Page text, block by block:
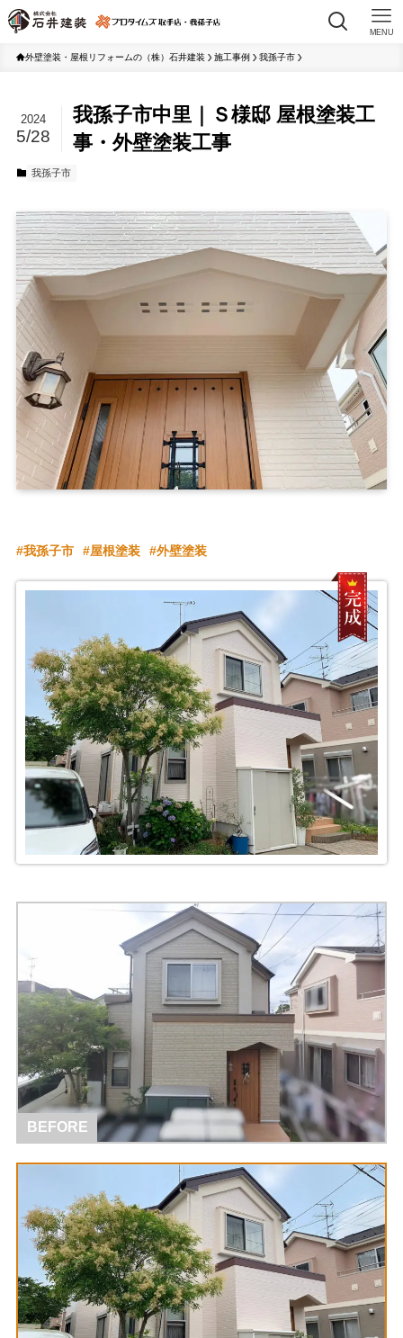
MENU
外壁塗装・屋根リフォームの（株）石井建装 施工事例 我孫子市
我孫子市中里｜Ｓ様邸 屋根塗装工
事・外壁塗装工事
2024
5/28
我孫子市
我孫子市 屋根塗装 外壁塗装
BEFORE